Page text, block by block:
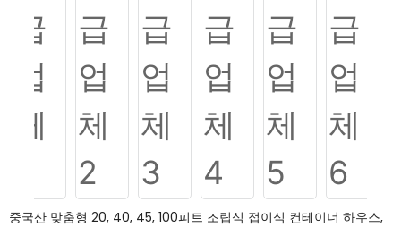
중국산 맞춤형 20, 40, 45, 100피트 조립식 접이식 컨테이너 하우스,